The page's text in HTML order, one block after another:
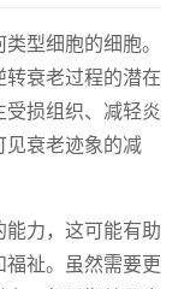
型细胞的细胞。
衰老过程的潜在
损组织、减轻炎
见衰老迹象的减
力，这可能有助
祉。虽然需要更